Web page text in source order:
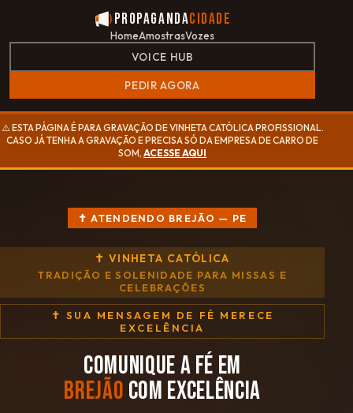
PropagandaCidade
HomeAmostrasVozes
VOICE HUB
PEDIR AGORA
⚠️ ESTA PÁGINA É PARA GRAVAÇÃO DE VINHETA CATÓLICA PROFISSIONAL.
CASO JÁ TENHA A GRAVAÇÃO E PRECISA SÓ DA EMPRESA DE CARRO DE
SOM,ACESSE AQUI
✝ ATENDENDO BREJÃO — PE
✝ VINHETA CATÓLICA
TRADIÇÃO E SOLENIDADE PARA MISSAS E
CELEBRAÇÕES
✝ SUA MENSAGEM DE FÉ MERECE
EXCELÊNCIA
COMUNIQUE A FÉ EM
BREJÃO COM EXCELÊNCIA